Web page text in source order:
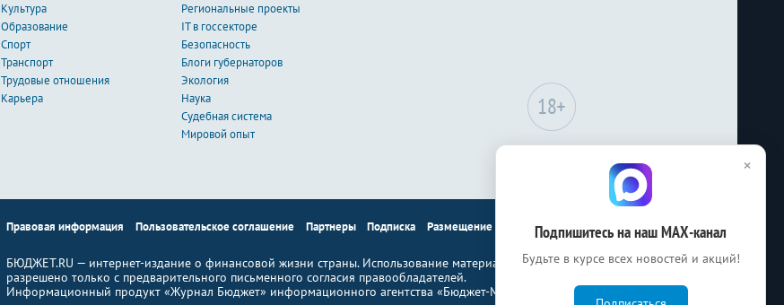
Сайт может содержать
предназначенные для лиц
Культура
Образование
Спорт
Транспорт
Трудовые отношения
Карьера
Региональные проекты
IT в госсекторе
Безопасность
Блоги губернаторов
Экология
Наука
Судебная система
Мировой опыт
Правовая информация Пользовательское соглашение Партнеры Подписка Размещение рекламы Контакты
БЮДЖЕТ.RU — интернет-издание о финансовой жизни страны. Использование материалов Бюджет.ru
разрешено только с предварительного письменного согласия правообладателей.
Информационный продукт «Журнал Бюджет» информационного агентства «Бюджет-Медиа»
×
Подпишитесь на наш МАХ-канал
Будьте в курсе всех новостей и акций!